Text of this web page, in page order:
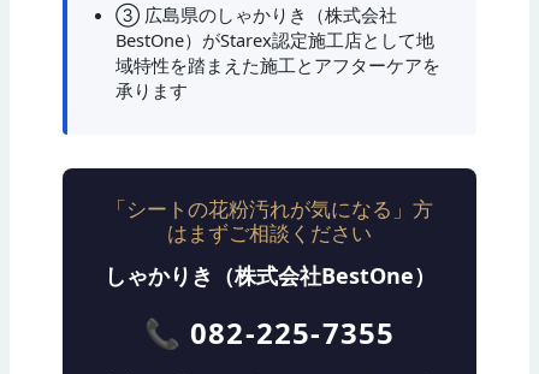
③ 広島県のしゃかりき（株式会社
BestOne）がStarex認定施工店として地
域特性を踏まえた施工とアフターケアを
承ります
「シートの花粉汚れが気になる」方
はまずご相談ください
しゃかりき（株式会社BestOne）
📞 082-225-7355